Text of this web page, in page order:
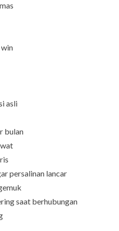
asli
bulan
persalinan lancar
saat berhubungan